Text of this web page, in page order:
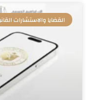
القضايا والاستشارات